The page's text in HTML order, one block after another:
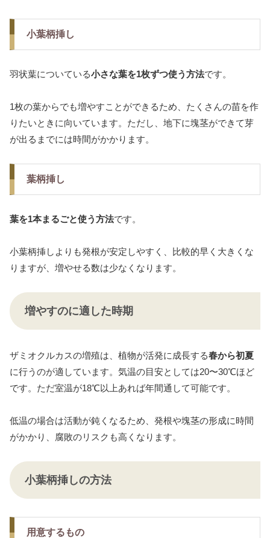
小葉柄挿し
羽状葉についている小さな葉を1枚ずつ使う方法です。
1枚の葉からでも増やすことができるため、たくさんの苗を作
りたいときに向いています。ただし、地下に塊茎ができて芽
が出るまでには時間がかかります。
葉柄挿し
葉を1本まるごと使う方法です。
小葉柄挿しよりも発根が安定しやすく、比較的早く大きくな
りますが、増やせる数は少なくなります。
増やすのに適した時期
ザミオクルカスの増殖は、植物が活発に成長する春から初夏
に行うのが適しています。気温の目安としては20〜30℃ほど
です。ただ室温が18℃以上あれば年間通して可能です。
低温の場合は活動が鈍くなるため、発根や塊茎の形成に時間
がかかり、腐敗のリスクも高くなります。
小葉柄挿しの方法
用意するもの